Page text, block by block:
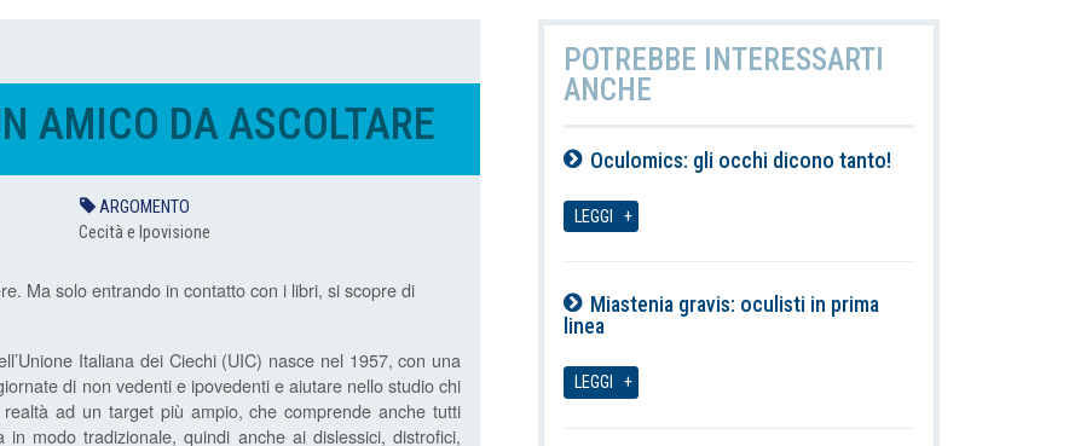
AMICO DA ASCOLTARE
ARGOMENTO
Cecità e Ipovisione
Ma solo entrando in contatto con i libri, si scopre di
Italiana dei Ciechi (UIC) nasce nel 1957, con una
di non vedenti e ipovedenti e aiutare nello studio chi
ad un target più ampio, che comprende anche tutti
modo tradizionale, quindi anche ai dislessici, distrofici,
POTREBBE INTERESSARTI
ANCHE
Oculomics: gli occhi dicono tanto!
LEGGI
Miastenia gravis: oculisti in prima
linea
LEGGI